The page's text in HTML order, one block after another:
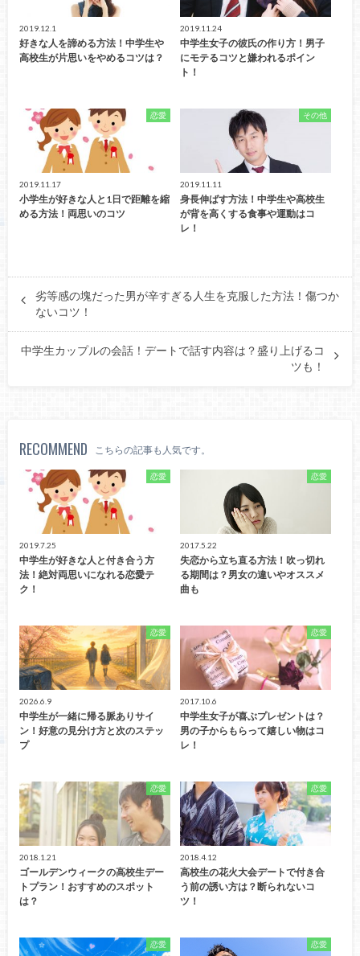
2019.12.1
好きな人を諦める方法！中学生や
高校生が片思いをやめるコツは？
2019.11.24
中学生女子の彼氏の作り方！男子
にモテるコツと嫌われるポイン
ト！
恋愛
2019.11.17
小学生が好きな人と1日で距離を縮
める方法！両思いのコツ
その他
2019.11.11
身長伸ばす方法！中学生や高校生
が背を高くする食事や運動はコ
レ！
劣等感の塊だった男が辛すぎる人生を克服した方法！傷つか
ないコツ！
中学生カップルの会話！デートで話す内容は？盛り上げるコ
ツも！
RECOMMEND こちらの記事も人気です。
恋愛
2019.7.25
中学生が好きな人と付き合う方
法！絶対両思いになれる恋愛テ
ク！
恋愛
2017.5.22
失恋から立ち直る方法！吹っ切れ
る期間は？男女の違いやオススメ
曲も
恋愛
2026.6.9
中学生が一緒に帰る脈ありサイ
ン！好意の見分け方と次のステッ
プ
恋愛
2017.10.6
中学生女子が喜ぶプレゼントは？
男の子からもらって嬉しい物はコ
レ！
恋愛
2018.1.21
ゴールデンウィークの高校生デー
トプラン！おすすめのスポット
は？
恋愛
2018.4.12
高校生の花火大会デートで付き合
う前の誘い方は？断られないコ
ツ！
恋愛 恋愛